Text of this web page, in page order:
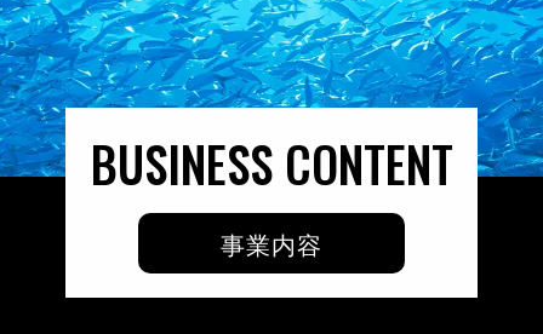
BUSINESS CONTENT
事業内容